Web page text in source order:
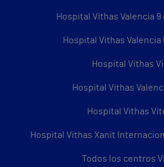
Hospital Vithas Valencia
Hospital Vithas Valencia
Hospital Vithas
Hospital Vithas
Hospital Vithas
Hospital Vithas Xanit
Todos los centros